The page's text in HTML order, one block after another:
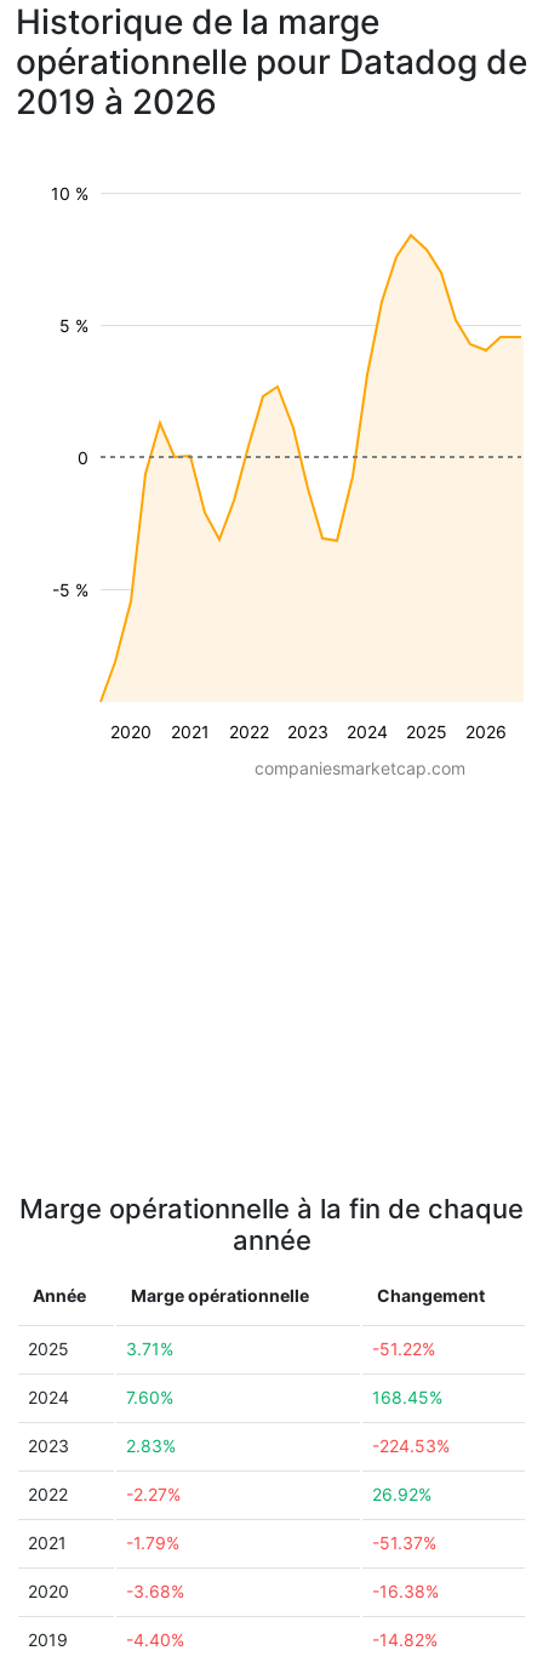
Historique de la marge
opérationnelle pour Datadog de
2019 à 2026
2020 2021 2022 2023 2024 2025 2026
-5 %
5 %
10 %
0
companiesmarketcap.com
Marge opérationnelle à la fin de chaque
année
Année Marge opérationnelle Changement
2025 3.71% -51.22%
2024 7.60% 168.45%
2023 2.83% -224.53%
2022 -2.27% 26.92%
2021 -1.79% -51.37%
2020 -3.68% -16.38%
2019 -4.40% -14.82%